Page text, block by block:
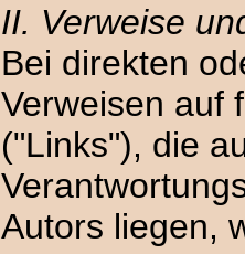
II. Verweise
Bei direkten
Verweisen auf
("Links"), die
Autors liegen,